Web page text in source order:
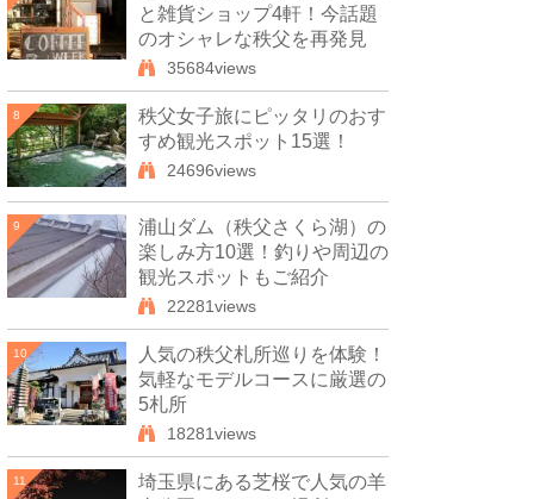
と雑貨ショップ4軒！今話題
のオシャレな秩父を再発見
35684views
8
秩父女子旅にピッタリのおす
すめ観光スポット15選！
24696views
9
浦山ダム（秩父さくら湖）の
楽しみ方10選！釣りや周辺の
観光スポットもご紹介
22281views
10
人気の秩父札所巡りを体験！
気軽なモデルコースに厳選の
5札所
18281views
11
埼玉県にある芝桜で人気の羊